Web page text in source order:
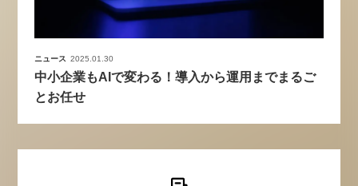
ニュース 2025.01.30
中小企業もAIで変わる！導入から運用までまるご
とお任せ